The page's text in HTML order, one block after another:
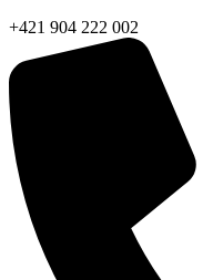
+421 904 222 002